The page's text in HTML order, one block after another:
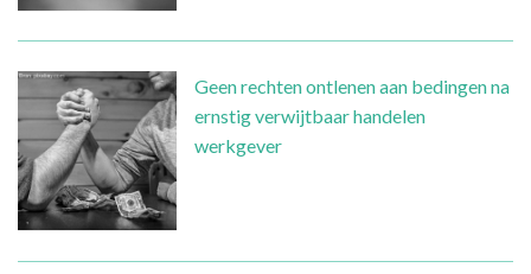
Geen rechten ontlenen aan bedingen na
ernstig verwijtbaar handelen
werkgever